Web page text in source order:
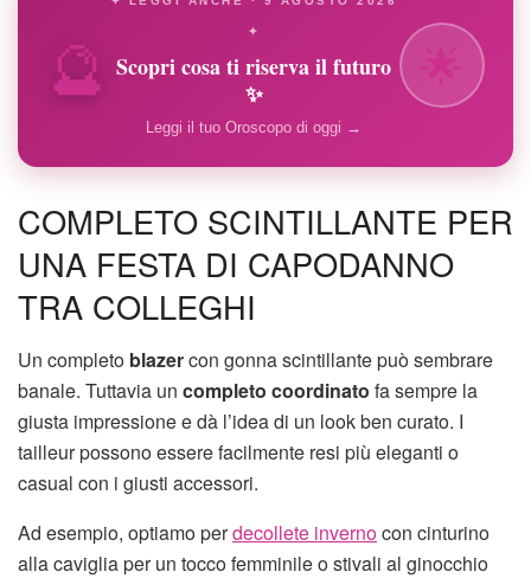
🔮 ✦
Scopri cosa ti riserva il futuro
✨
Leggi il tuo Oroscopo di oggi →
COMPLETO SCINTILLANTE PER
UNA FESTA DI CAPODANNO
TRA COLLEGHI
Un completo blazercon gonna scintillante può sembrare
banale. Tuttavia un completo coordinato fa sempre la
giusta impressione e dà l’idea di un look ben curato. I
tailleur possono essere facilmente resi più eleganti o
casual con i giusti accessori.
Ad esempio, optiamo perdecollete invernocon cinturino
alla caviglia per un tocco femminile o stivali al ginocchio